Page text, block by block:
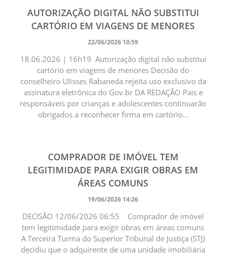
AUTORIZAÇÃO DIGITAL NÃO SUBSTITUI
CARTÓRIO EM VIAGENS DE MENORES
22/06/2026 10:59
18.06.2026 | 16h19 Autorização digital não substitui
cartório em viagens de menores Decisão do
conselheiro Ulisses Rabaneda rejeita uso exclusivo da
assinatura eletrônica do Gov.br DA REDAÇÃO Pais e
responsáveis por crianças e adolescentes continuarão
obrigados a reconhecer firma em cartório...
COMPRADOR DE IMÓVEL TEM
LEGITIMIDADE PARA EXIGIR OBRAS EM
ÁREAS COMUNS
19/06/2026 14:26
DECISÃO 12/06/2026 06:55 Comprador de imóvel
tem legitimidade para exigir obras em áreas comuns ​
A Terceira Turma do Superior Tribunal de Justiça (STJ)
decidiu que o adquirente de uma unidade imobiliária